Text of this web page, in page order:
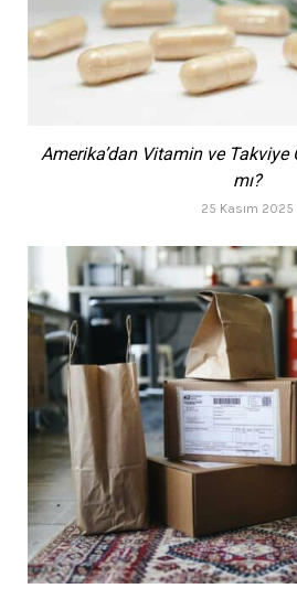
Amerika’dan Vitamin ve Takviye
mı?
25 Kasım 2025